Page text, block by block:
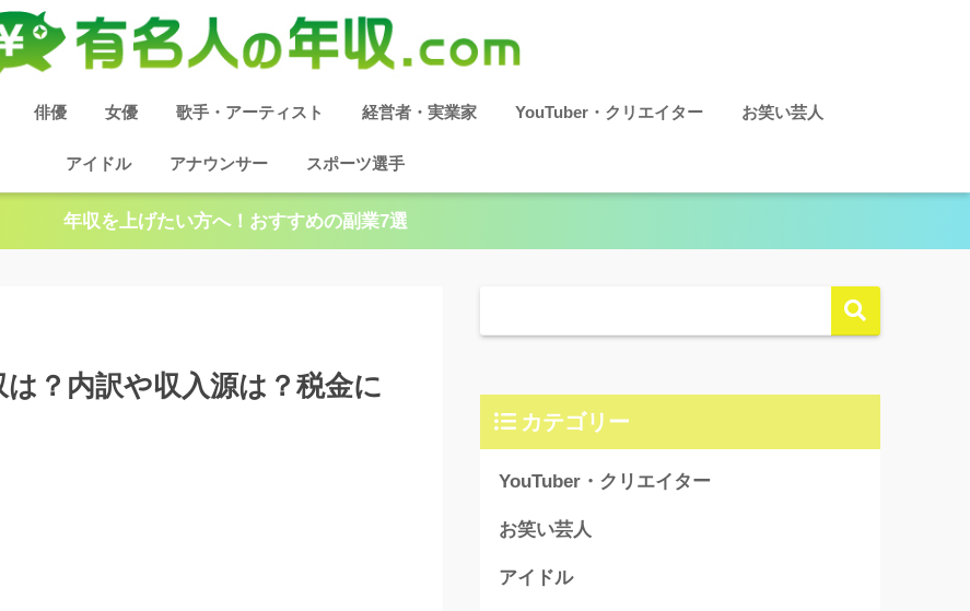
俳優 女優 歌手・アーティスト 経営者・実業家 YouTuber・クリエイター お笑い芸人
アイドル アナウンサー スポーツ選手
年収を上げたい方へ！おすすめの副業7選
は？内訳や収入源は？税金に
カテゴリー
YouTuber・クリエイター
お笑い芸人
アイドル